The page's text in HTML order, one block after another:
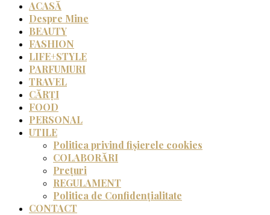
ACASĂ
Despre Mine
BEAUTY
FASHION
LIFE+STYLE
PARFUMURI
TRAVEL
CĂRȚI
FOOD
PERSONAL
UTILE
Politica privind fișierele cookies
COLABORĂRI
Prețuri
REGULAMENT
Politica de Confidențialitate
CONTACT